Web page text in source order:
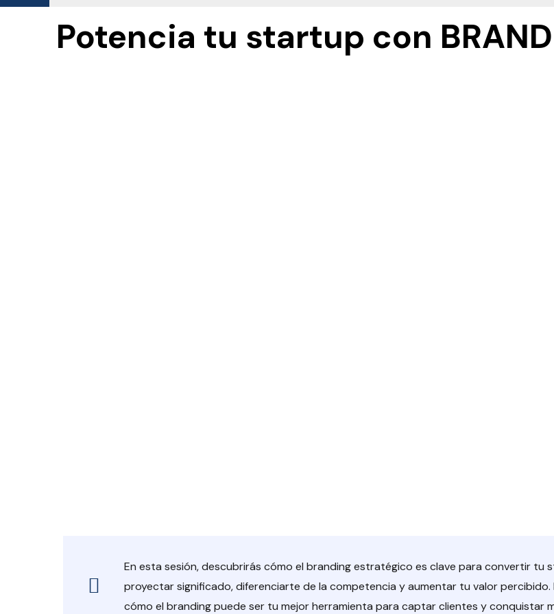
Ir
Potencia tu startup con
En esta sesión, descubrirás cómo el branding estratégico es clave para convertir tu
proyectar significado, diferenciarte de la competencia y aumentar tu valor
cómo el branding puede ser tu mejor herramienta para captar clientes y conquistar